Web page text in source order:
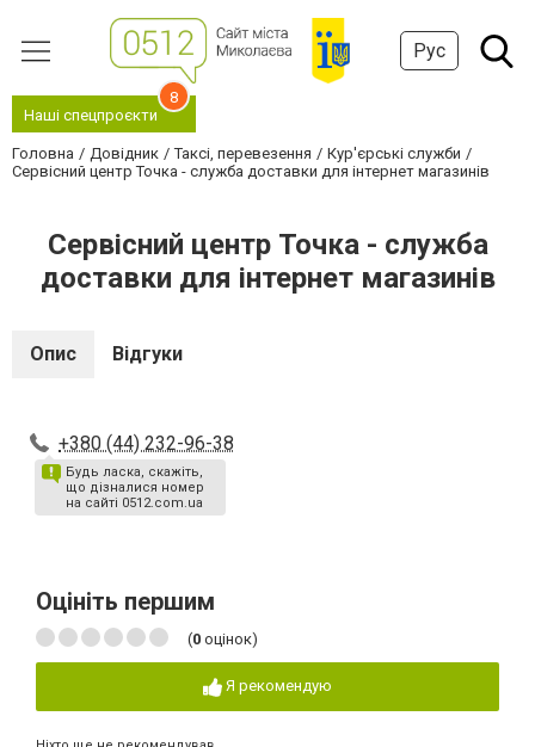
Рус
Наші спецпроєкти
8
Головна Довідник Таксі, перевезення
Кур'єрські служби
Сервісний центр Точка - служба доставки для інтернет магазинів
Сервісний центр Точка - служба
доставки для інтернет магазинів
Опис Відгуки
+380 (44) 232-96-38
Будь ласка, скажіть,
що дізналися номер
на сайті 0512.com.ua
Оцініть першим
(0 оцінок)
Я рекомендую